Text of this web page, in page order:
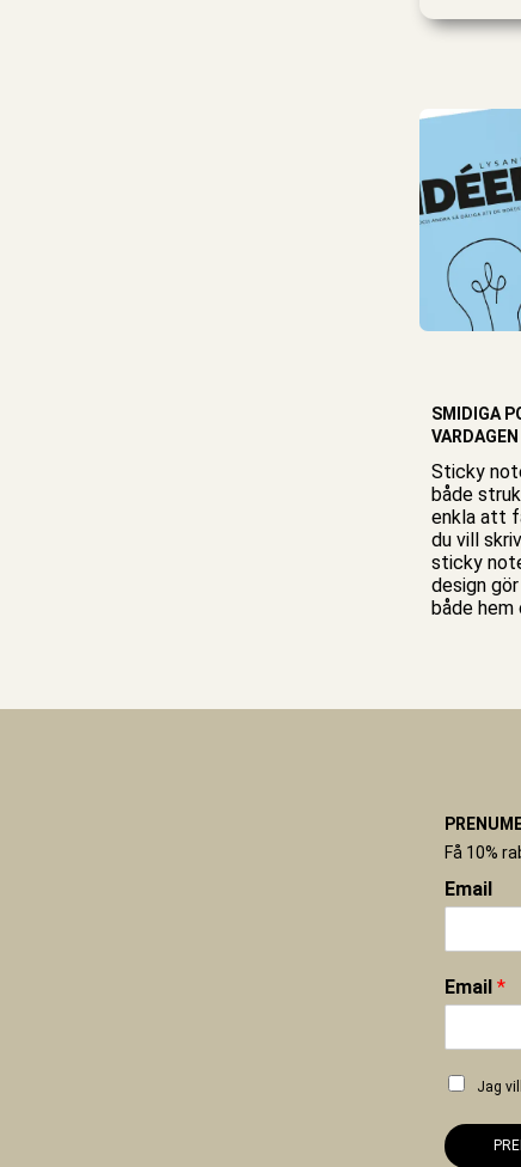
SMIDIGA
VARDAGEN
Sticky
både
enkla att
du vill
sticky
design
både hem
Få 10%
Email
Email *
Jag